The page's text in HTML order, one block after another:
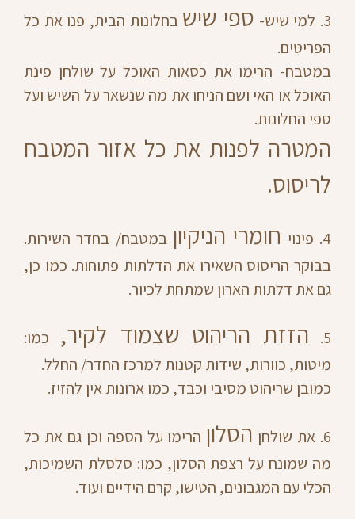
3. למי שיש- ספי שיש בחלונות הבית, פנו את כל
הפריטים.
במטבח- הרימו את כסאות האוכל על שולחן פינת
האוכל או האי ושם הניחו את מה שנשאר על השיש ועל
ספי החלונות.
המטרה לפנות את כל אזור המטבח
לריסוס.
4. פינוי חומרי הניקיון במטבח/ בחדר השירות.
בבוקר הריסוס השאירו את הדלתות פתוחות. כמו כן,
גם את דלתות הארון שמתחת לכיור.
5. הזזת הריהוט שצמוד לקיר, כמו:
מיטות, כוורות, שידות קטנות למרכז החדר/ החלל.
כמובן שריהוט מסיבי וכבד, כמו ארונות אין להזיז.
6. את שולחן הסלון הרימו על הספה וכן גם את כל
מה שמונח על רצפת הסלון, כמו: סלסלת השמיכות,
הכלי עם המגבונים, הטישו, קרם הידיים ועוד.